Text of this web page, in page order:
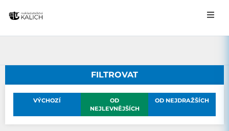
FILTROVAT
VÝCHOZÍ
OD
NEJLEVNĚJŠÍCH
OD NEJDRAŽŠÍCH